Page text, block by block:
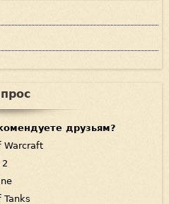
друзьям?
Warcraft
2
Tanks